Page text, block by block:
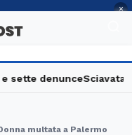
×
denunceSciavata
multata a Palermo